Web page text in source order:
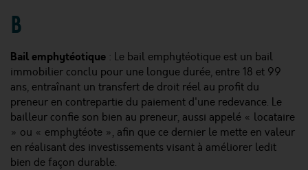
B
Bail emphytéotique : Le bail emphytéotique est un bail
immobilier conclu pour une longue durée, entre 18 et 99
ans, entraînant un transfert de droit réel au profit du
preneur en contrepartie du paiement d'une redevance. Le
bailleur confie son bien au preneur, aussi appelé « locataire
» ou « emphytéote », afin que ce dernier le mette en valeur
en réalisant des investissements visant à améliorer ledit
bien de façon durable.